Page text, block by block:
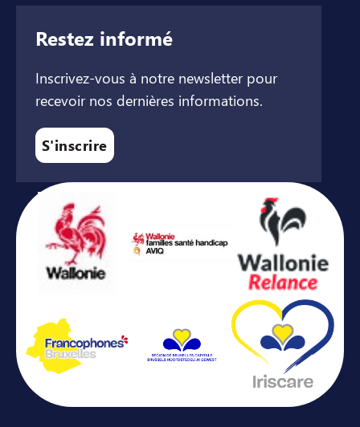
Restez informé
Inscrivez-vous à notre newsletter pour
recevoir nos dernières informations.
S'inscrire
Avec le soutien de ...